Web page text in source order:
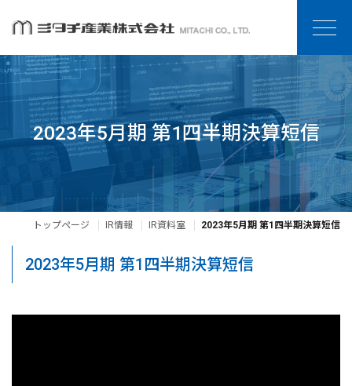
2023年5月期 第1四半期決算短信
トップページ IR情報 IR資料室 2023年5月期 第1四半期決算短信
2023年5月期 第1四半期決算短信